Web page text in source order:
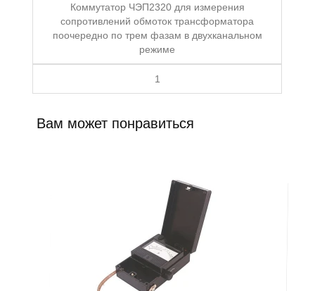
Коммутатор ЧЭП2320 для измерения
сопротивлений обмоток трансформатора
поочередно по трем фазам в двухканальном
режиме
1
Вам может понравиться